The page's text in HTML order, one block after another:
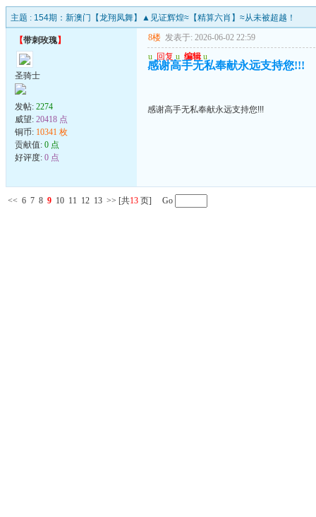
主题 : 154期：新澳门【龙翔凤舞】▲见证辉煌≈【精算六肖】≈从未被超越！
【带刺玫瑰】
圣骑士
发帖: 2274
威望: 20418 点
铜币: 10341 枚
贡献值: 0 点
好评度: 0 点
8楼 发表于: 2026-06-02 22:59
u 回复 u 编辑 u
感谢高手无私奉献永远支持您!!!
感谢高手无私奉献永远支持您!!!
<< 6 7 8 9 10 11 12 13 >> [共13 页] Go